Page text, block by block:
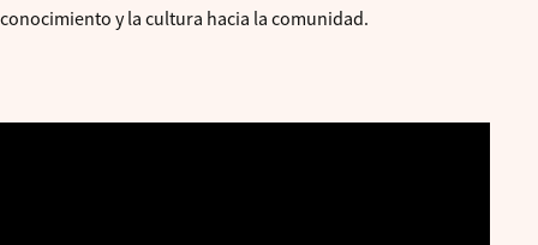
conocimiento y la cultura hacia la comunidad.